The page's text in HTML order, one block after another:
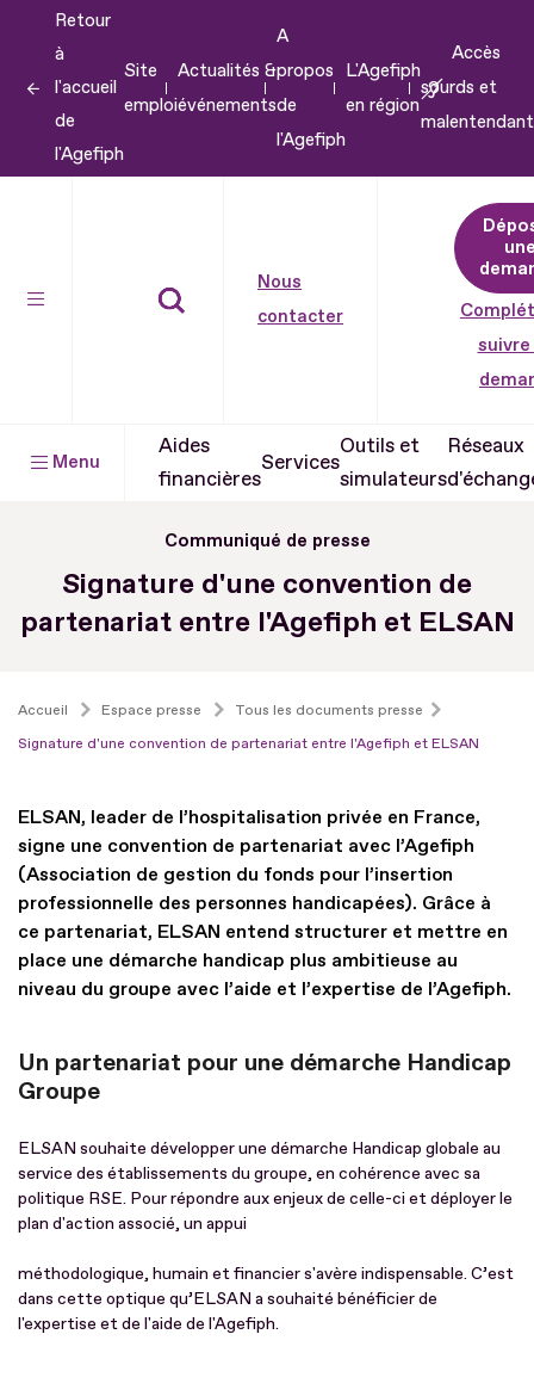
contenu
Retour
à
l'accueil
de
l'Agefiph
Site
emploi
Actualités &
événements
A
propos
de
l'Agefiph
L'Agefiph
en région
Accès
sourds et
Nous
contacter
suivre
Menu
Aides
financières
Services
Outils et
simulateurs
Réseaux
Communiqué de presse
Signature d'une convention de
partenariat entre l'Agefiph et ELSAN
Accueil Espace presse
Tous les documents presse
Signature d'une convention de partenariat entre l'Agefiph et ELSAN
ELSAN, leader de l’hospitalisation privée en France,
signe une convention de partenariat avec l’Agefiph
(Association de gestion du fonds pour l’insertion
professionnelle des personnes handicapées). Grâce à
ce partenariat, ELSAN entend structurer et mettre en
place une démarche handicap plus ambitieuse au
niveau du groupe avec l’aide et l’expertise de l’Agefiph.
Un partenariat pour une démarche Handicap
Groupe
ELSAN souhaite développer une démarche Handicap globale au
service des établissements du groupe, en cohérence avec sa
politique RSE. Pour répondre aux enjeux de celle-ci et déployer le
plan d'action associé, un appui
méthodologique, humain et financier s'avère indispensable. C’est
dans cette optique qu’ELSAN a souhaité bénéficier de
l'expertise et de l'aide de l'Agefiph.